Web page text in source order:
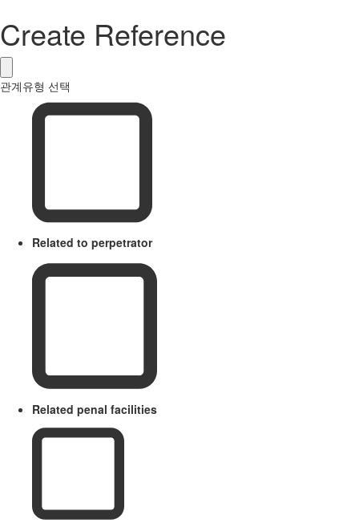
Create Reference
관계유형 선택
Related to perpetrator
Related penal facilities